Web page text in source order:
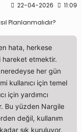
22-04-2026 11:09
hata, herkese
hareket etmektir.
her gün
kullanıcı için temel
için yardımcı
Bu yüzden Nargile
değil, kullanım
sık kuruluyor,